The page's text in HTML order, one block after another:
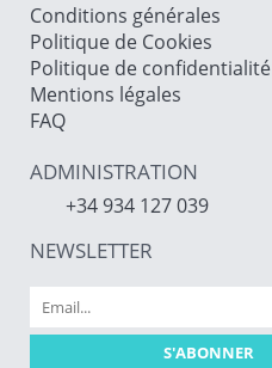
Conditions générales
Politique de Cookies
Politique de confidentialité
Mentions légales
FAQ
ADMINISTRATION
+34 934 127 039
NEWSLETTER